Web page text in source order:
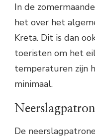
In de
het over het
Kreta. Dit is dan
toeristen om het
temperaturen zijn
minimaal.
De